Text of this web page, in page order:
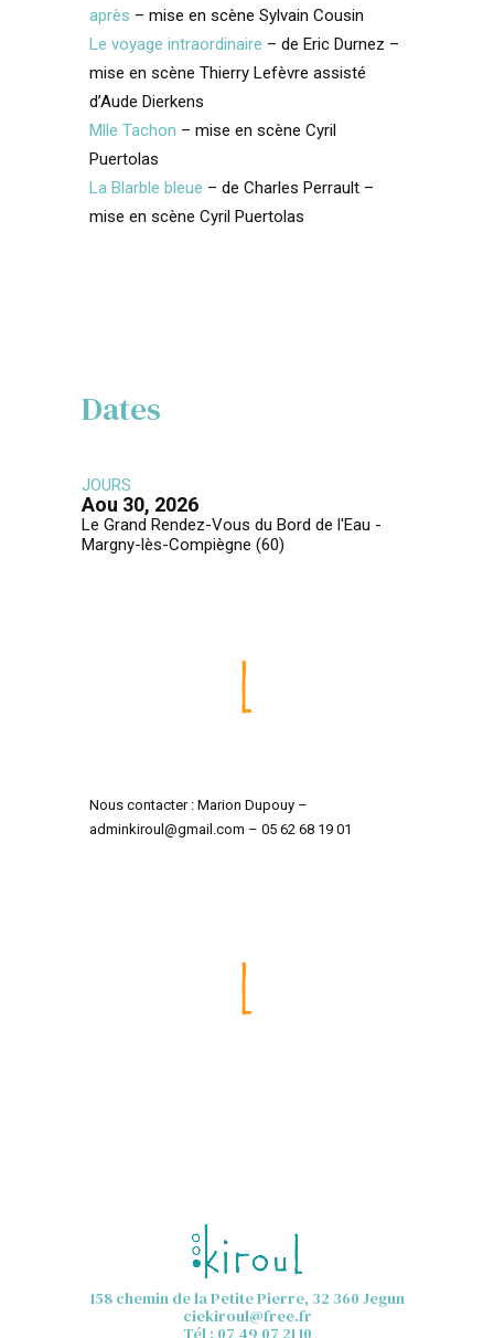
après – mise en scène Sylvain Cousin
Le voyage intraordinaire – de Eric Durnez –
mise en scène Thierry Lefèvre assisté
d’Aude Dierkens
Mlle Tachon – mise en scène Cyril
Puertolas
La Blarble bleue – de Charles Perrault –
mise en scène Cyril Puertolas
Dates
JOURS
Aou 30, 2026
Le Grand Rendez-Vous du Bord de l'Eau -
Margny-lès-Compiègne (60)
Nous contacter : Marion Dupouy –
adminkiroul@gmail.com – 05 62 68 19 01
158 chemin de la Petite Pierre, 32 360 Jegun
ciekiroul@free.fr